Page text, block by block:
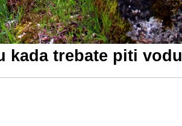
kada trebate piti vodu